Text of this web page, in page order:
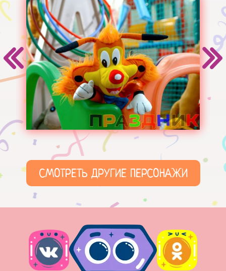
СМОТРЕТЬ ДРУГИЕ ПЕРСОНАЖИ